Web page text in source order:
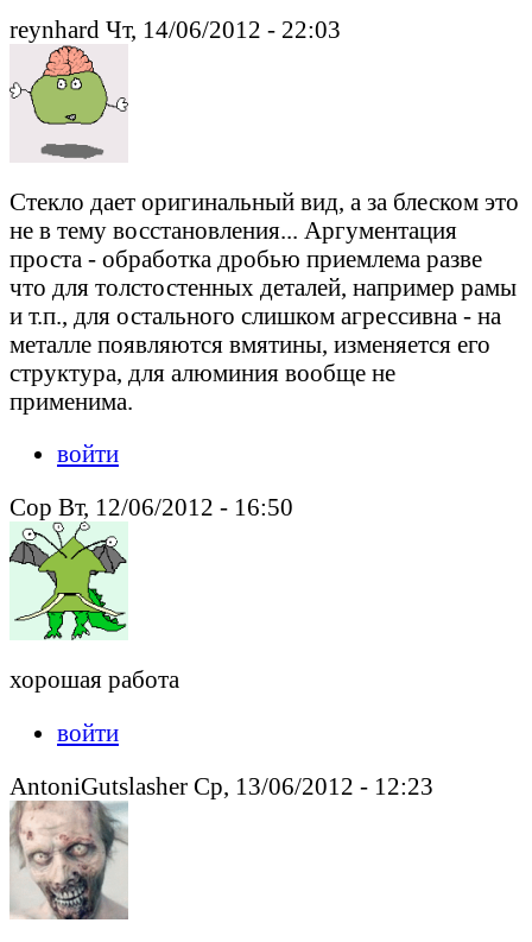
reynhard Чт, 14/06/2012 - 22:03
Стекло дает оригинальный вид, а за блеском это
не в тему восстановления... Аргументация
проста - обработка дробью приемлема разве
что для толстостенных деталей, например рамы
и т.п., для остального слишком агрессивна - на
металле появляются вмятины, изменяется его
структура, для алюминия вообще не
применима.
войти
Сор Вт, 12/06/2012 - 16:50
хорошая работа
войти
AntoniGutslasher Ср, 13/06/2012 - 12:23